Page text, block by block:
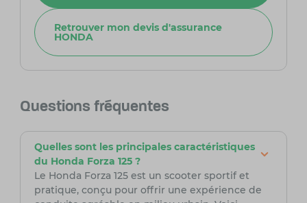
Retrouver mon devis d'assurance
HONDA
Questions fréquentes
Quelles sont les principales caractéristiques
du Honda Forza 125 ?
Le Honda Forza 125 est un scooter sportif et
pratique, conçu pour offrir une expérience de